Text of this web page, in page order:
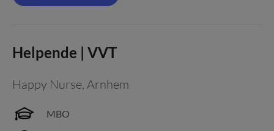
Helpende | VVT
Happy Nurse, Arnhem
MBO